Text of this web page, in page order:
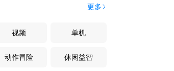
更多
视频 单机
动作冒险 休闲益智